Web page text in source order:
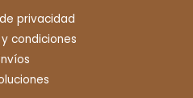
privacidad
condiciones